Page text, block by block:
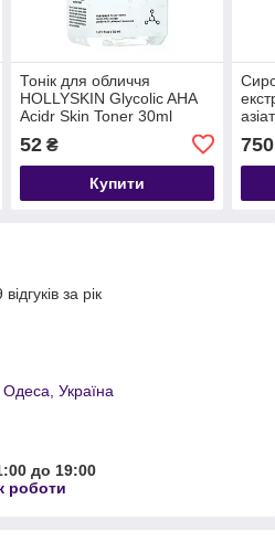
Тонік для обличчя
HOLLYSKIN Glycolic AHA
Acidr Skin Toner 30ml
52₴
Купити
750
за рік
Україна
до 19:00
роботи